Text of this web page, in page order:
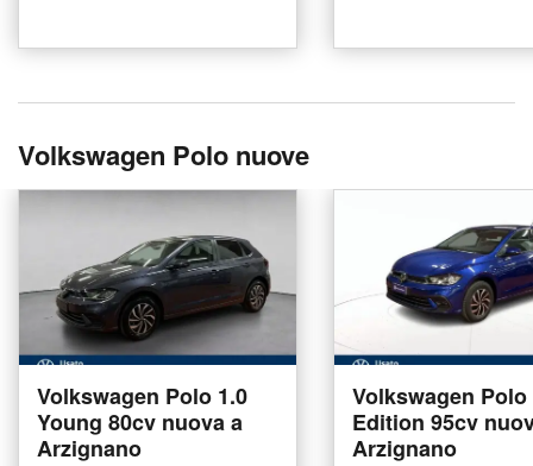
Volkswagen Polo nuove
Volkswagen Polo 1.0
Young 80cv nuova a
Arzignano
Volkswagen
Edition 95cv
Arzignano